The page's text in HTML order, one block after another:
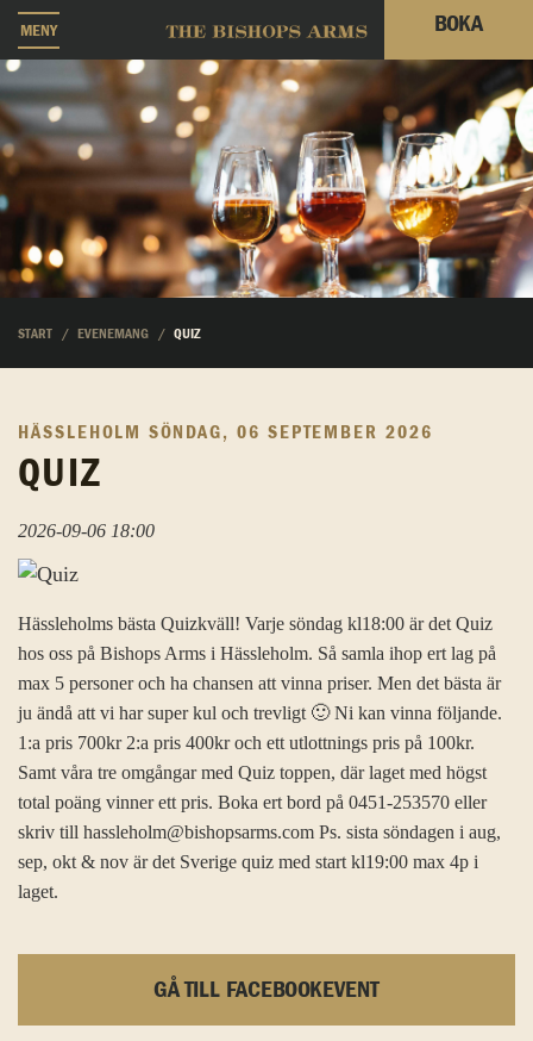
MENY BOKA
START EVENEMANG QUIZ
HÄSSLEHOLM SÖNDAG, 06 SEPTEMBER 2026
QUIZ
2026-09-06 18:00
Hässleholms bästa Quizkväll! Varje söndag kl18:00 är det Quiz
hos oss på Bishops Arms i Hässleholm. Så samla ihop ert lag på
max 5 personer och ha chansen att vinna priser. Men det bästa är
ju ändå att vi har super kul och trevligt 🙂 Ni kan vinna följande.
1:a pris 700kr 2:a pris 400kr och ett utlottnings pris på 100kr.
Samt våra tre omgångar med Quiz toppen, där laget med högst
total poäng vinner ett pris. Boka ert bord på 0451-253570 eller
skriv till hassleholm@bishopsarms.com Ps. sista söndagen i aug,
sep, okt & nov är det Sverige quiz med start kl19:00 max 4p i
laget.
GÅ TILL FACEBOOKEVENT